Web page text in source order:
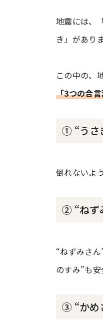
地震には、
き」がありま
この中の、
「3つの合
① “うさ
倒れないよ
② “ねず
“ねずみさ
のすみ”も
③ “かめ